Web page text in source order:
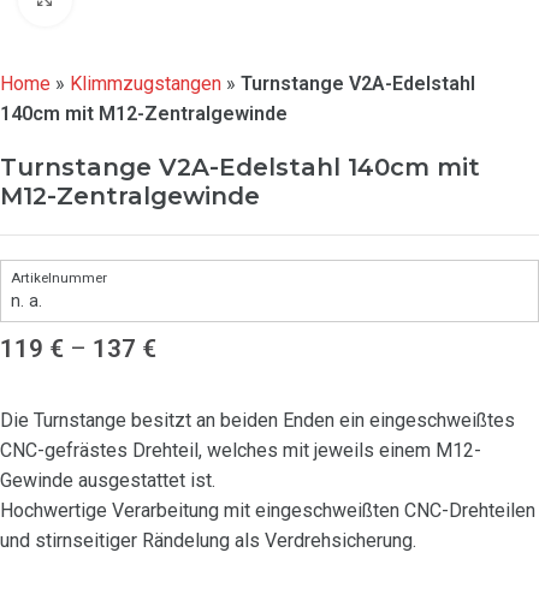
Home » Klimmzugstangen » Turnstange V2A-Edelstahl
140cm mit M12-Zentralgewinde
Turnstange V2A-Edelstahl 140cm mit
M12-Zentralgewinde
n. a.
119 € – 137 €
Die Turnstange besitzt an beiden Enden ein eingeschweißtes
CNC-gefrästes Drehteil, welches mit jeweils einem M12-
Gewinde ausgestattet ist.
Hochwertige Verarbeitung mit eingeschweißten CNC-Drehteilen
und stirnseitiger Rändelung als Verdrehsicherung.